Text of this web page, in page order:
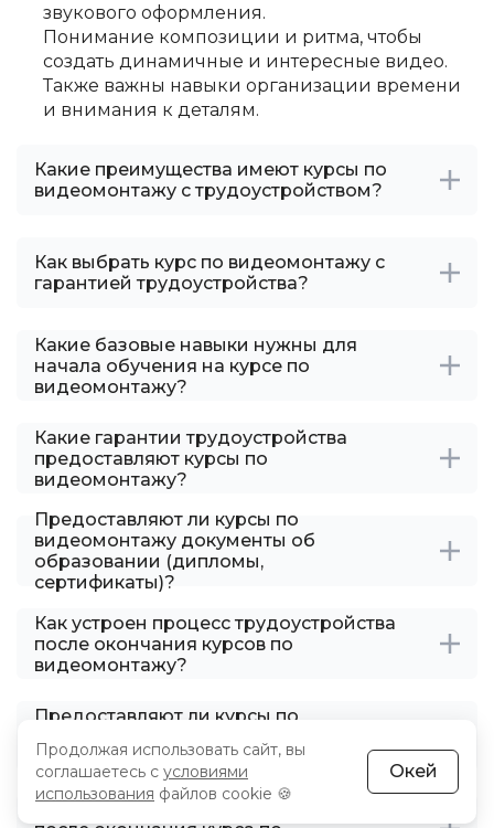
звукового оформления.
Понимание композиции и ритма, чтобы
создать динамичные и интересные видео.
Также важны навыки организации времени
и внимания к деталям.
Какие преимущества имеют курсы по
видеомонтажу с трудоустройством?
Как выбрать курс по видеомонтажу с
гарантией трудоустройства?
Какие базовые навыки нужны для
начала обучения на курсе по
видеомонтажу?
Какие гарантии трудоустройства
предоставляют курсы по
видеомонтажу?
Предоставляют ли курсы по
видеомонтажу документы об
образовании (дипломы,
сертификаты)?
Как устроен процесс трудоустройства
после окончания курсов по
видеомонтажу?
Предоставляют ли курсы по
прохождению собеседований?
Как подготовиться к собеседованию
Продолжая использовать сайт, вы
соглашаетесь с условиями
использования файлов cookie 🍪
Окей